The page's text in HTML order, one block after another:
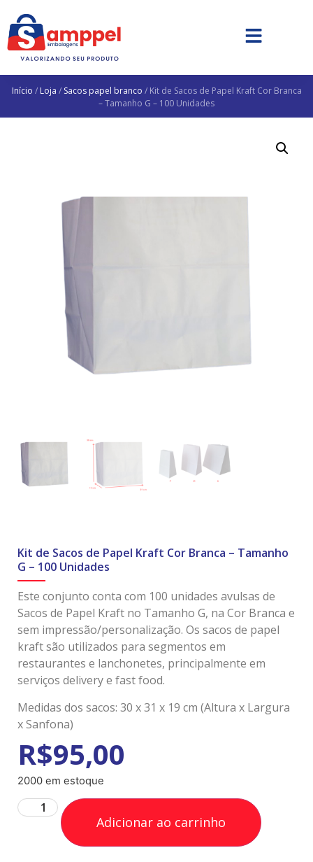
Início / Loja / Sacos papel branco / Kit de Sacos de Papel Kraft Cor Branca
– Tamanho G – 100 Unidades
Kit de Sacos de Papel Kraft Cor Branca – Tamanho
G – 100 Unidades
Este conjunto conta com 100 unidades avulsas de
Sacos de Papel Kraft no Tamanho G, na Cor Branca e
sem impressão/personalização. Os sacos de papel
kraft são utilizados para segmentos em
restaurantes e lanchonetes, principalmente em
serviços delivery e fast food.
Medidas dos sacos: 30 x 31 x 19 cm (Altura x Largura
x Sanfona)
R$95,00
2000 em estoque
Adicionar ao carrinho